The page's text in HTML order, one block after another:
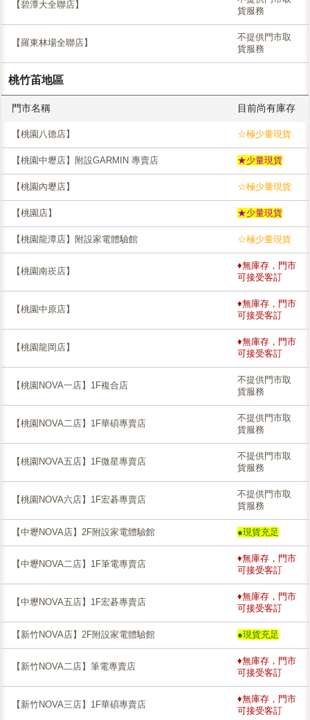
【碧潭大全聯店】
貨服務
【羅東林場全聯店】
不提供門市取
貨服務
桃竹苖地區
門市名稱 目前尚有庫存
【桃園八德店】 ☆極少量現貨
【桃園中壢店】附設GARMIN 專賣店 ★少量現貨
【桃園內壢店】 ☆極少量現貨
【桃園店】 ★少量現貨
【桃園龍潭店】附設家電體驗館 ☆極少量現貨
【桃園南崁店】
♦無庫存，門市
可接受客訂
【桃園中原店】
♦無庫存，門市
可接受客訂
【桃園龍岡店】
♦無庫存，門市
可接受客訂
【桃園NOVA一店】1F複合店
不提供門市取
貨服務
【桃園NOVA二店】1F華碩專賣店
不提供門市取
貨服務
【桃園NOVA五店】1F微星專賣店
不提供門市取
貨服務
【桃園NOVA六店】1F宏碁專賣店
不提供門市取
貨服務
【中壢NOVA店】2F附設家電體驗館 ●現貨充足
【中壢NOVA二店】1F筆電專賣店
♦無庫存，門市
可接受客訂
【中壢NOVA五店】1F宏碁專賣店
♦無庫存，門市
可接受客訂
【新竹NOVA店】2F附設家電體驗館 ●現貨充足
【新竹NOVA二店】筆電專賣店
♦無庫存，門市
可接受客訂
【新竹NOVA三店】1F華碩專賣店
♦無庫存，門市
可接受客訂